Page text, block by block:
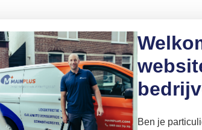
in aanmerking voor de
de gehele afhandeling van schades aan
van een herstelbedrijf en het
zijn klanten uit te keren, kan een
te laten herstellen. Het
MainPlus en niet via de klant.Ben je